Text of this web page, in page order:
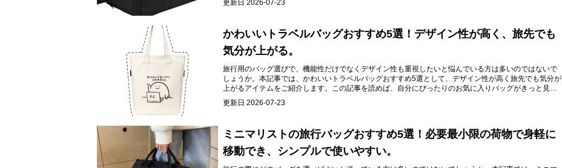
更新日 2026-07-23
かわいいトラベルバッグおすすめ5選！デザイン性が高く、旅先でも
気分が上がる。
旅行用のバッグ選びで、機能性だけでなくデザイン性も重視したいと悩んでいる方は多いのではないで
しょうか。本記事では、かわいいトラベルバッグおすすめ5選として、デザイン性が高く旅先でも気分が
上がるアイテムをご紹介します。この記事を読めば、自分にぴったりのお気に入りバッグがきっと見つ
かります。
更新日 2026-07-23
ミニマリストの旅行バッグおすすめ5選！必要最小限の荷物で身軽に
移動でき、シンプルで使いやすい。